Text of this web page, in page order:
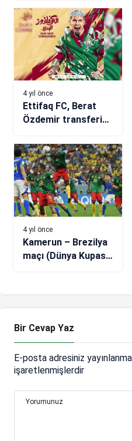
paylaşımı!
4 yıl önce
Ettifaq FC, Berat
Özdemir transferini
4 yıl önce
Kamerun – Brezilya
maçı (Dünya Kupası
Bir Cevap Yaz
E-posta adresiniz
işaretlenmişlerdir
Yorumunuz